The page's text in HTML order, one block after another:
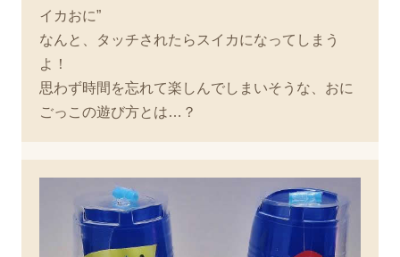
イカおに”
なんと、タッチされたらスイカになってしまう
よ！
思わず時間を忘れて楽しんでしまいそうな、おに
ごっこの遊び方とは…？